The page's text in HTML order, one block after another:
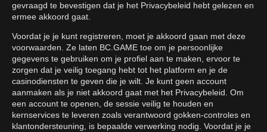
gevraagd te bevestigen dat je het Privacybeleid hebt gelezen en
ermee akkoord gaat.
Voordat je je kunt registreren, moet je akkoord gaan met deze
voorwaarden. Ze laten BC.GAME toe om je persoonlijke
gegevens te gebruiken om je profiel aan te maken, ervoor te
zorgen dat je veilig toegang hebt tot het platform en je de
casinodiensten te geven die je wilt. Je kunt geen account
aanmaken als je niet akkoord gaat met het Privacybeleid. Om
een account te openen, de sessie veilig te houden en
kernservices te leveren zoals verantwoord gokken-controles en
klantondersteuning, is bepaalde verwerking nodig. Voordat je je